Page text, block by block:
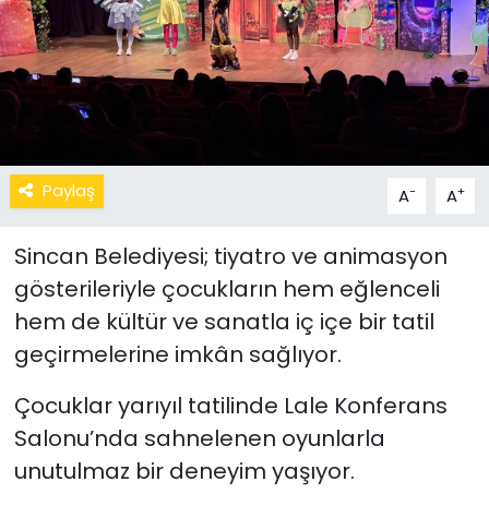
Paylaş A- A+
Sincan Belediyesi; tiyatro ve animasyon
gösterileriyle çocukların hem eğlenceli
hem de kültür ve sanatla iç içe bir tatil
geçirmelerine imkân sağlıyor.
Çocuklar yarıyıl tatilinde Lale Konferans
Salonu’nda sahnelenen oyunlarla
unutulmaz bir deneyim yaşıyor.